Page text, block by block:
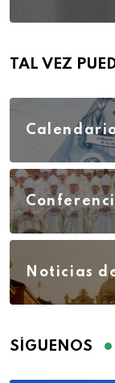
TAL VEZ
Noticias
SÍGUENOS